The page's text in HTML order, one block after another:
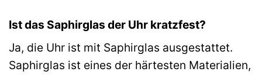
Ist das Saphirglas der Uhr kratzfest?
Ja, die Uhr ist mit Saphirglas ausgestattet.
Saphirglas ist eines der härtesten Materialien,